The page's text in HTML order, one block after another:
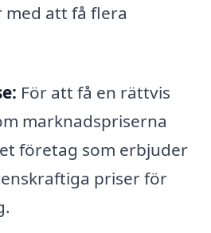
att få flera
För att få en rättvis
marknadspriserna
företag som erbjuder
priser för